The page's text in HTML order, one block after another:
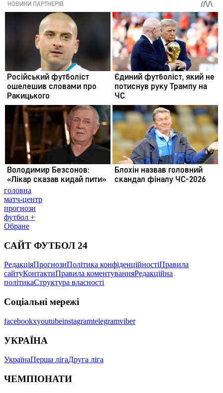
головна
матч-центр
прогнози
футбол +
Обране
САЙТ ФУТБОЛ 24
РедакціяПрогнозиПолітика конфіденційностіПравила
сайтуКонтактиПравила коментуванняРедакційна
політикаСтруктура власності
Соціальні мережі
facebookxyoutubeinstagramtelegramviber
УКРАЇНА
УкраїнаПерша лігаДруга ліга
ЧЕМПІОНАТИ